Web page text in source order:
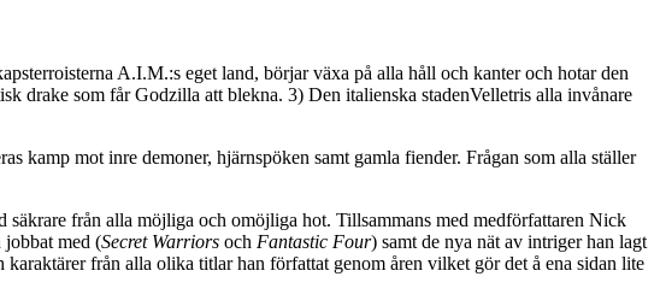
A.I.M.:s eget land, börjar växa på alla håll och kanter och hotar den
drake som får Godzilla att blekna. 3) Den italienska stadenVelletris alla invånare
kamp mot inre demoner, hjärnspöken samt gamla fiender. Frågan som alla ställer
från alla möjliga och omöjliga hot. Tillsammans med medförfattaren Nick
jobbat med (Secret Warriors och Fantastic Four) samt de nya nät av intriger han lagt
från alla olika titlar han författat genom åren vilket gör det å ena sidan lite